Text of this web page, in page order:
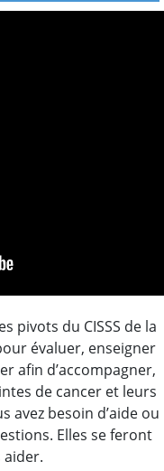
pivots du CISSS de la
évaluer, enseigner
afin d’accompagner,
de cancer et leurs
avez besoin d’aide ou
Elles se feront
aider.